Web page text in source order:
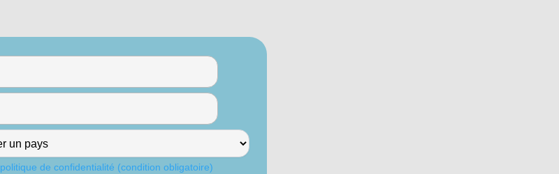
politique de confidentialité (condition obligatoire)